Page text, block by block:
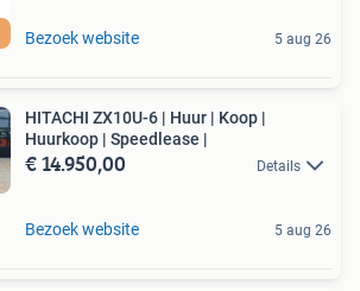
Bezoek website 5 aug 26
HITACHI ZX10U-6 | Huur | Koop |
Huurkoop | Speedlease |
€ 14.950,00 Details
Bezoek website 5 aug 26